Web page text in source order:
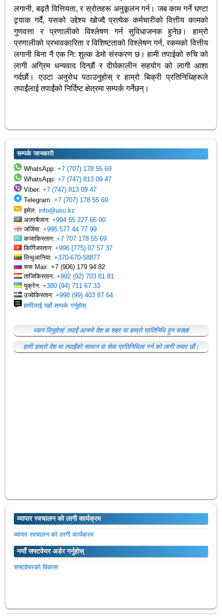
लगानी, बढ्तै वित्तियता, र स्रोतहरू अनुकूलन गर्न। जब काम गर्ने घण्टा
ट्र्याक गर्दै, यसको उद्देश्य खोज्दै प्रत्येक कर्मचारीको वित्तीय कामको
गुणवत्ता र प्रणालीको विश्लेषण गर्न सुविधाजनक हुनेछ। हाम्रो
प्रणालीको प्रभावकारिता र विशिष्टताको विश्लेषण गर्न, रकमको वित्तीय
लगानी बिना नै एक नि: शुल्क डेमो संस्करण छ। हामी तपाईको रुचि को
लागी अग्रिम धन्यवाद दिन्छौं र दीर्घकालीन सहयोग को लागी आशा
गर्दछौं। एउटा अनुरोध पठाउनुहोस् र हाम्रो बिक्री प्रतिनिधिहरूले
तपाईंलाई तपाईंको निर्दिष्ट क्षेत्रमा सम्पर्क गर्नेछन्।
सम्पर्क जानकारी
WhatsApp:+7 (707) 178 55 69
WhatsApp:+7 (747) 813 09 47
Viber:+7 (747) 813 09 47
Telegram:+7 (707) 178 55 69
इमेल:info@usu.kz
अजरबैजान:+994 55 227 66 00
जर्जिया:+995 577 44 77 99
कजाकिस्तान:+7 707 178 55 69
किर्गिजस्तान:+996 (775) 07 57 37
लिथुआनिया:+370-670-58877
रूस Max: +7 (906) 179 94 82
ताजिकिस्तान:+992 (92) 703 81 81
युक्रेन:+380 (94) 711 67 33
उज्वेकिस्तान:+998 (99) 403 87 64
हामीलाई यहाँ सम्पर्क गर्नुहोस्
ध्यान दिनुहोस्! तपाईं आफ्नो देश वा शहर मा हाम्रो प्रतिनिधि हुन सक्छ!
हामी हाम्रो देश मा तपाइँको सामान वा सेवा प्रतिनिधित्व गर्न को लागी तयार छौं।
व्यापार स्वचालन को लागी कार्यक्रम
व्यापार स्वचालन को लागी कार्यक्रम
नयाँ सफ्टवेयर अर्डर गर्नुहोस्
सफ्टवेयरको विकास